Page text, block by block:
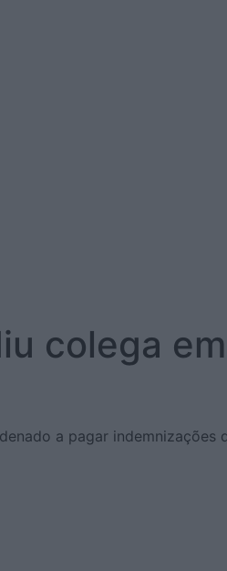
colega
a pagar indemnizações